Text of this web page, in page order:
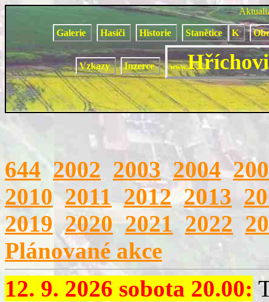
Galerie Hasiči Historie Stanětice K
Vzkazy Inzerce www.
644 2002 2003 2004
2010 2011 2012 2013
2019 2020 2021 2022
Plánované akce
12. 9. 2026 sobota 20.00: